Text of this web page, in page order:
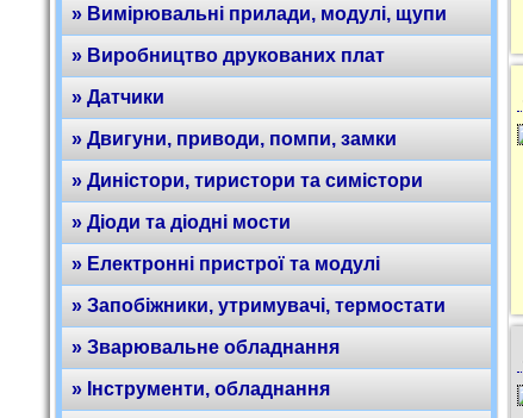
» Вимірювальні прилади, модулі, щупи
» Виробництво друкованих плат
» Датчики
» Двигуни, приводи, помпи, замки
» Диністори, тиристори та симістори
» Діоди та діодні мости
» Електронні пристрої та модулі
» Запобіжники, утримувачі, термостати
» Зварювальне обладнання
» Інструменти, обладнання